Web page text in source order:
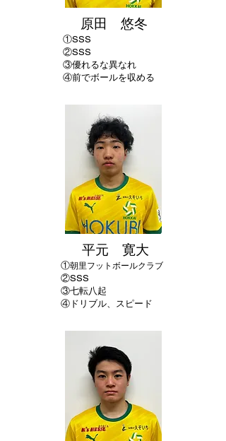
原田 悠冬
①SSS
②SSS
​③優れるな異なれ
④前でボールを収める
平元 寛大
①朝里フットボールクラブ
②SSS
​③七転八起
④ドリブル、スピード